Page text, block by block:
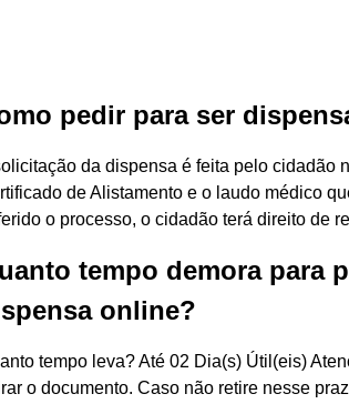
pedir para ser
da dispensa é feita pelo cidadão
de Alistamento e o laudo médico
o processo, o cidadão terá direito de
tempo demora para
online?
tempo leva? Até 02 Dia(s) Útil(eis)
o documento. Caso não retire nesse